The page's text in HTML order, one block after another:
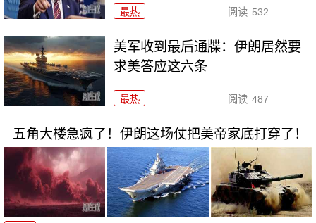
最热 阅读 532
美军收到最后通牒：伊朗居然要
求美答应这六条
最热 阅读 487
五角大楼急疯了！伊朗这场仗把美帝家底打穿了！